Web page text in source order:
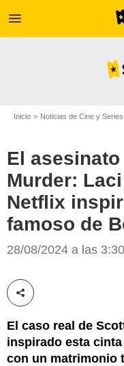
menu
Inicio Noticias de Cine y Series
El asesinato
Murder:
Netflix
famoso de
28/08/2024 a las
Compartir esta noticia
El caso real de
inspirado esta
con un matrimonio